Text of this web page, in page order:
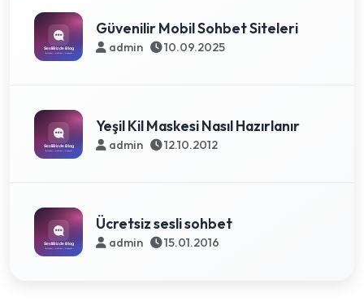
Güvenilir Mobil Sohbet Siteleri
admin 10.09.2025
Yeşil Kil Maskesi Nasıl Hazırlanır
admin 12.10.2012
Ücretsiz sesli sohbet
admin 15.01.2016